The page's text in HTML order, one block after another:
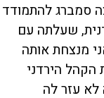
סמברג להתמודד
שעלתה עם
מנצחת אותה
הקהל הירדני
לא עזר לה